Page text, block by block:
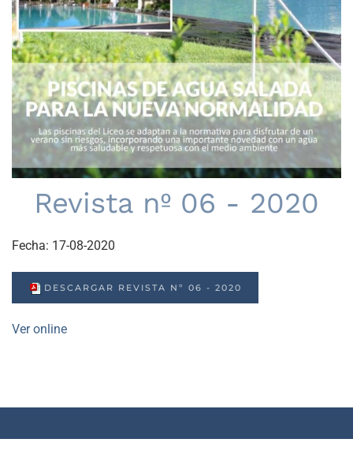
Revista nº 06 - 2020
Fecha: 17-08-2020
DESCARGAR REVISTA Nº 06 - 2020
Ver online